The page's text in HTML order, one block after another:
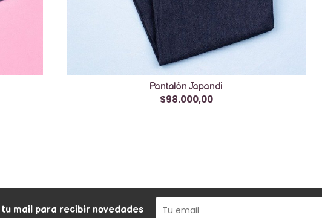
Pantalón Japandi
$98.000,00
tu mail para recibir novedades